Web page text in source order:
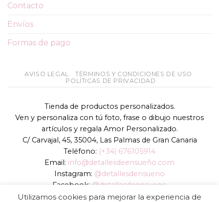
Contacto
Envíos
Formas de pago
AVISO LEGAL
TÉRMINOS Y CONDICIONES DE USO
POLÍTICAS DE PRIVACIDAD
Tienda de productos personalizados.
Ven y personaliza con tú foto, frase o dibujo nuestros
artículos y regala Amor Personalizado.
C/ Carvajal, 45, 35004, Las Palmas de Gran Canaria
Teléfono: (+34) 676105914
Email: info@detallesdeensueño.com
Instagram: @detallesdensueno
Facebook: @detallesdeensueno
TikTok: @detallesdensueno
Utilizamos cookies para mejorar la experiencia de